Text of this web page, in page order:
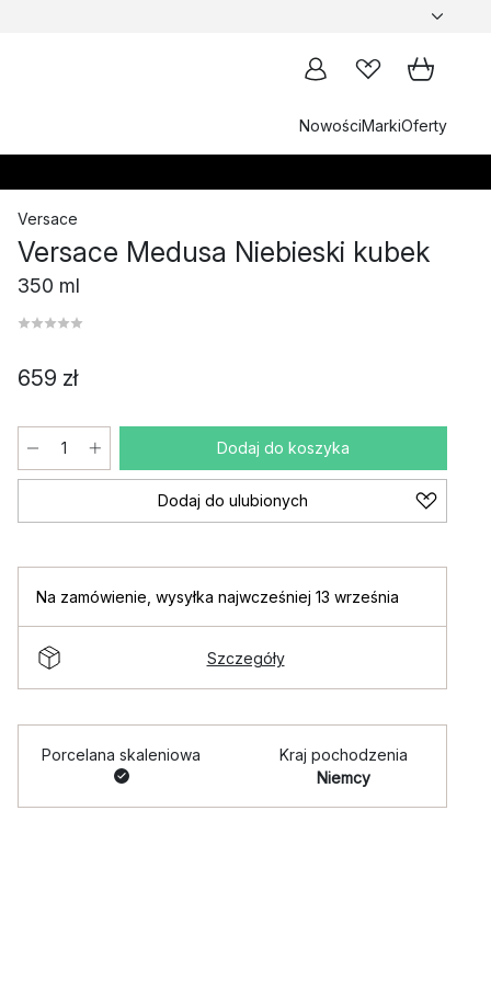
NowościMarkiOferty
Versace
Versace Medusa Niebieski kubek
350 ml
659 zł
Dodaj do koszyka
Dodaj do ulubionych
Na zamówienie wysyłka najwcześniej 13 września
Szczegóły
Porcelana skaleniowa
Kraj pochodzenia
Niemcy